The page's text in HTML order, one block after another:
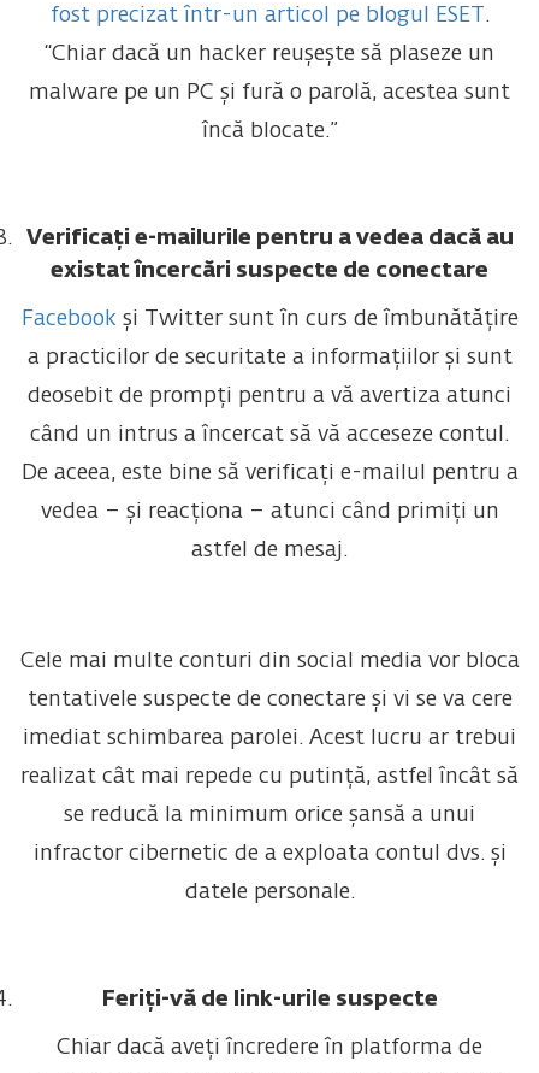
fost precizat într-un articol pe blogul ESET.
“Chiar dacă un hacker reușește să plaseze un
malware pe un PC și fură o parolă, acestea sunt
încă blocate.”
Verificați e-mailurile pentru a vedea dacă au
existat încercări suspecte de conectare
Facebook și Twitter sunt în curs de îmbunătățire
a practicilor de securitate a informațiilor și sunt
deosebit de prompți pentru a vă avertiza atunci
când un intrus a încercat să vă acceseze contul.
De aceea, este bine să verificați e-mailul pentru a
vedea – și reacționa – atunci când primiți un
astfel de mesaj.
Cele mai multe conturi din social media vor bloca
tentativele suspecte de conectare și vi se va cere
imediat schimbarea parolei. Acest lucru ar trebui
realizat cât mai repede cu putință, astfel încât să
se reducă la minimum orice șansă a unui
infractor cibernetic de a exploata contul dvs. și
datele personale.
Feriți-vă de link-urile suspecte
Chiar dacă aveți încredere în platforma de